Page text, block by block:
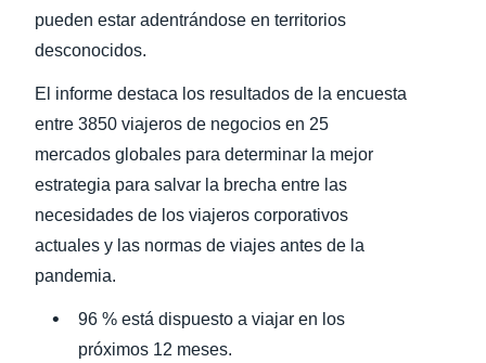
pueden estar adentrándose en territorios
desconocidos.
El informe destaca los resultados de la encuesta
entre 3850 viajeros de negocios en 25
mercados globales para determinar la mejor
estrategia para salvar la brecha entre las
necesidades de los viajeros corporativos
actuales y las normas de viajes antes de la
pandemia.
96 % está dispuesto a viajar en los
próximos 12 meses.